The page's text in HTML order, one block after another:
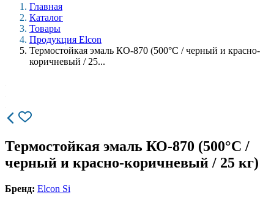
Главная
Каталог
Товары
Продукция Elcon
Термостойкая эмаль КО-870 (500°С / черный и красно-
коричневый / 25...
Термостойкая эмаль КО-870 (500°С /
черный и красно-коричневый / 25 кг)
Бренд: Elcon Si